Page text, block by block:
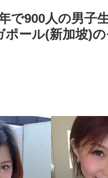
で900人の男子
ポール(新加坡)